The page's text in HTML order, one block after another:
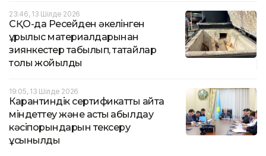
23:46, 13 Шілде 2026
СҚО-да Ресейден әкелінген
құрылыс материалдарынан
зиянкестер табылып, тақтайлар
толық жойылды
19:05, 13 Шілде 2026
Карантиндік сертификатты қайта
міндеттеу және астық қабылдау
кәсіпорындарын тексеру
ұсынылды